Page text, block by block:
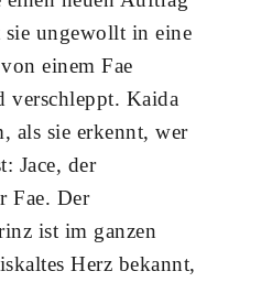
ungewollt in eine
einem Fae
verschleppt. Kaida
als sie erkennt, wer
Jace, der
Fae. Der
ist im ganzen
Herz bekannt,